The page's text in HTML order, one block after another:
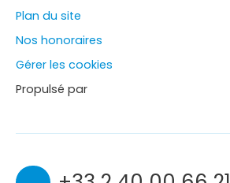
Plan du site
Nos honoraires
Gérer les cookies
Propulsé par